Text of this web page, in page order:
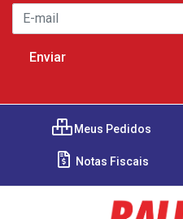
Meus Pedidos
Notas Fiscais